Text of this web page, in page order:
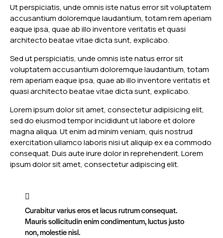
Ut perspiciatis, unde omnis iste natus error sit voluptatem
accusantium doloremque laudantium, totam rem aperiam
eaque ipsa, quae ab illo inventore veritatis et quasi
architecto beatae vitae dicta sunt, explicabo.
Sed ut perspiciatis, unde omnis iste natus error sit
voluptatem accusantium doloremque laudantium, totam
rem aperiam eaque ipsa, quae ab illo inventore veritatis et
quasi architecto beatae vitae dicta sunt, explicabo.
Lorem ipsum dolor sit amet, consectetur adipisicing elit,
sed do eiusmod tempor incididunt ut labore et dolore
magna aliqua. Ut enim ad minim veniam, quis nostrud
exercitation ullamco laboris nisi ut aliquip ex ea commodo
consequat. Duis aute irure dolor in reprehenderit. Lorem
ipsum dolor sit amet, consectetur adipiscing elit.
Curabitur varius eros et lacus rutrum consequat.
Mauris sollicitudin enim condimentum, luctus justo
non, molestie nisl.